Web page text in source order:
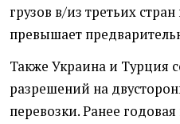
грузов в/из третьих
превышает
Также Украина и Турция
разрешений на
перевозки. Ранее годовая